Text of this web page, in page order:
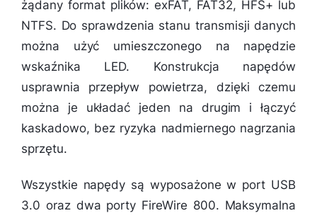
żądany format plików: exFAT, FAT32, HFS+ lub
NTFS. Do sprawdzenia stanu transmisji danych
można użyć umieszczonego na napędzie
wskaźnika LED. Konstrukcja napędów
usprawnia przepływ powietrza, dzięki czemu
można je układać jeden na drugim i łączyć
kaskadowo, bez ryzyka nadmiernego nagrzania
sprzętu.
Wszystkie napędy są wyposażone w port USB
3.0 oraz dwa porty FireWire 800. Maksymalna